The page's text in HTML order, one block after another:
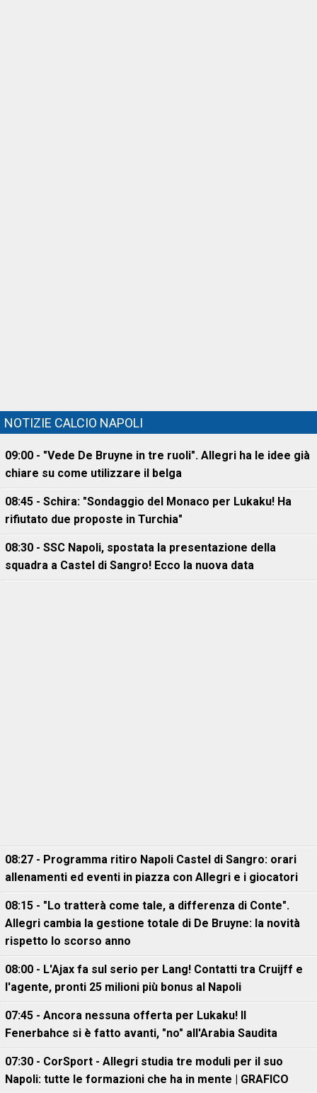
NOTIZIE CALCIO NAPOLI
09:00 - "Vede De Bruyne in tre ruoli". Allegri ha le idee già
chiare su come utilizzare il belga
08:45 - Schira: "Sondaggio del Monaco per Lukaku! Ha
rifiutato due proposte in Turchia"
08:30 - SSC Napoli, spostata la presentazione della
squadra a Castel di Sangro! Ecco la nuova data
08:27 - Programma ritiro Napoli Castel di Sangro: orari
allenamenti ed eventi in piazza con Allegri e i giocatori
08:15 - "Lo tratterà come tale, a differenza di Conte".
Allegri cambia la gestione totale di De Bruyne: la novità
rispetto lo scorso anno
08:00 - L'Ajax fa sul serio per Lang! Contatti tra Cruijff e
l'agente, pronti 25 milioni più bonus al Napoli
07:45 - Ancora nessuna offerta per Lukaku! Il
Fenerbahce si è fatto avanti, "no" all'Arabia Saudita
07:30 - CorSport - Allegri studia tre moduli per il suo
Napoli: tutte le formazioni che ha in mente | GRAFICO